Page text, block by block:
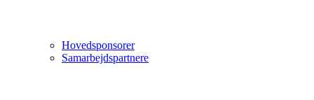
Hovedsponsorer
Samarbejdspartnere